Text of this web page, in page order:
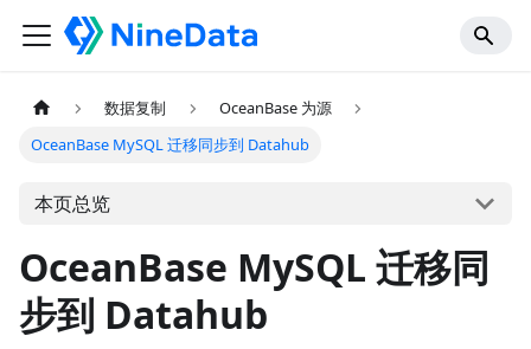
数据复制
OceanBase 为源
OceanBase MySQL 迁移同步到 Datahub
本页总览
OceanBase MySQL 迁移同
步到 Datahub